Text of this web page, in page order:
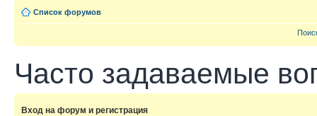
Список форумов
Часто задаваемые
Вход на форум и регистрация